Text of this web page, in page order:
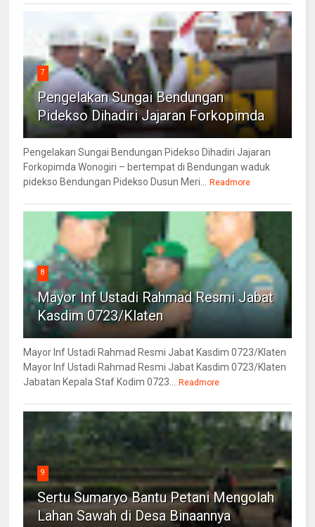
7
Pengelakan Sungai Bendungan
Pidekso Dihadiri Jajaran Forkopimda
Pengelakan Sungai Bendungan Pidekso Dihadiri Jajaran
Forkopimda Wonogiri – bertempat di Bendungan waduk
pidekso Bendungan Pidekso Dusun Meri... Readmore
8
Mayor Inf Ustadi Rahmad Resmi Jabat
Kasdim 0723/Klaten
Mayor Inf Ustadi Rahmad Resmi Jabat Kasdim 0723/Klaten
Mayor Inf Ustadi Rahmad Resmi Jabat Kasdim 0723/Klaten
Jabatan Kepala Staf Kodim 0723... Readmore
9
Sertu Sumaryo Bantu Petani Mengolah
Lahan Sawah di Desa Binaannya